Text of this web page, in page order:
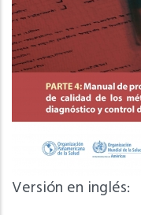
Versión en inglés: